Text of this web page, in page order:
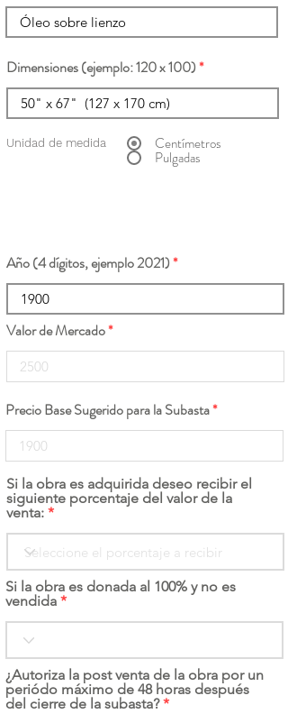
Dimensiones (ejemplo: 120 x 100)
Unidad de medida Centímetros
Pulgadas
Año (4 dígitos, ejemplo 2021)
Valor de Mercado
Precio Base Sugerido para la Subasta
Si la obra es adquirida deseo recibir el
siguiente porcentaje del valor de la
venta:
Si la obra es donada al 100% y no es
vendida
¿Autoriza la post venta de la obra por un
periódo máximo de 48 horas después
del cierre de la subasta?